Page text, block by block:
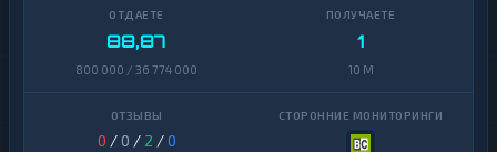
88,87
800 000 / 36 774 000
1
10 M
0 / 0 / 2 /0